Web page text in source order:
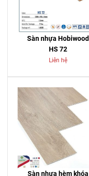
Sàn nhựa Hobiwood
HS 72
Liên hệ
Sàn nhựa hèm khóa